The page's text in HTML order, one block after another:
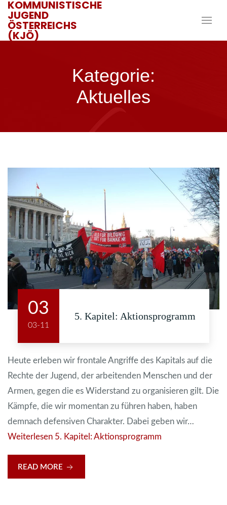
KOMMUNISTISCHE
JUGEND
ÖSTERREICHS
(KJÖ)
Kategorie:
Aktuelles
03
03-11
5. Kapitel: Aktionsprogramm
Heute erleben wir frontale Angriffe des Kapitals auf die
Rechte der Jugend, der arbeitenden Menschen und der
Armen, gegen die es Widerstand zu organisieren gilt. Die
Kämpfe, die wir momentan zu führen haben, haben
demnach defensiven Charakter. Dabei geben wir…
Weiterlesen 5. Kapitel: Aktionsprogramm
READ MORE